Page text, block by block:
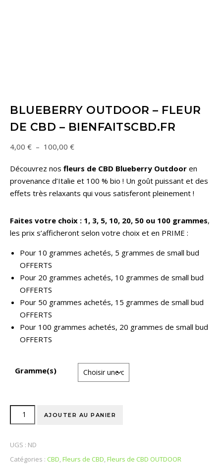
BLUEBERRY OUTDOOR – FLEUR
DE CBD – BIENFAITSCBD.FR
4,00 € – 100,00 €
Découvrez nos fleurs de CBD Blueberry Outdoor en
provenance d’Italie et 100 % bio ! Un goût puissant et des
effets très relaxants qui vous satisferont pleinement !
Faites votre choix : 1, 3, 5, 10, 20, 50 ou 100 grammes,
les prix s’afficheront selon votre choix et en PRIME :
Pour 10 grammes achetés, 5 grammes de small bud
OFFERTS
Pour 20 grammes achetés, 10 grammes de small bud
OFFERTS
Pour 50 grammes achetés, 15 grammes de small bud
OFFERTS
Pour 100 grammes achetés, 20 grammes de small bud
OFFERTS
Gramme(s)
AJOUTER AU PANIER
UGS : ND
Catégories : CBD,Fleurs de CBD,Fleurs de CBD OUTDOOR